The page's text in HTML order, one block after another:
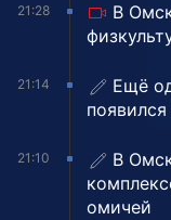
21:28
В
21:14
Ещё
21:10
В
омичей